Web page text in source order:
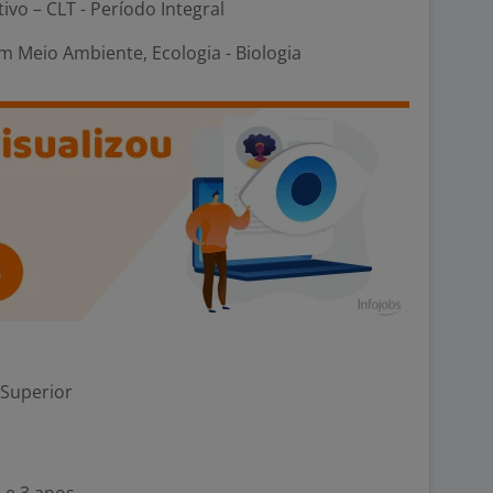
– CLT - Período Integral
Meio Ambiente, Ecologia - Biologia